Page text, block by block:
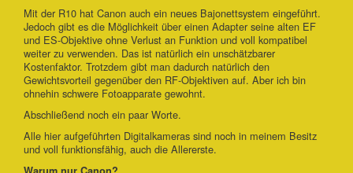
Mit der R10 hat Canon auch ein neues Bajonettsystem eingeführt.
Jedoch gibt es die Möglichkeit über einen Adapter seine alten EF
und ES-Objektive ohne Verlust an Funktion und voll kompatibel
weiter zu verwenden. Das ist natürlich ein unschätzbarer
Kostenfaktor. Trotzdem gibt man dadurch natürlich den
Gewichtsvorteil gegenüber den RF-Objektiven auf. Aber ich bin
ohnehin schwere Fotoapparate gewohnt.
Abschließend noch ein paar Worte.
Alle hier aufgeführten Digitalkameras sind noch in meinem Besitz
und voll funktionsfähig, auch die Allererste.